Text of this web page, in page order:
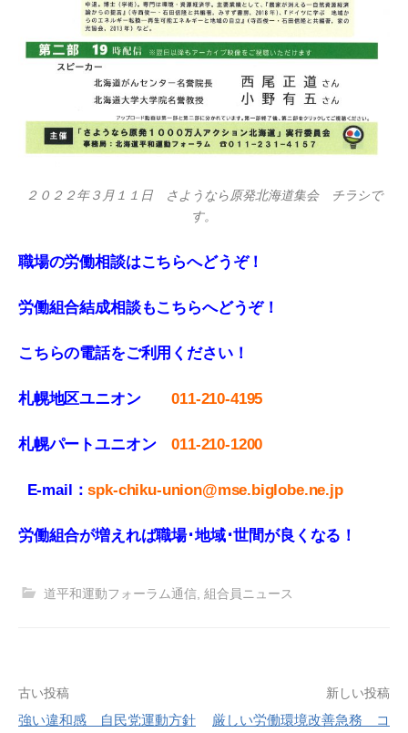
２０２２年３月１１日 さようなら原発北海道集会 チラシで
す。
職場の労働相談はこちらへどうぞ！
労働組合結成相談もこちらへどうぞ！
こちらの電話をご利用ください！
札幌地区ユニオン011-210-4195
札幌パートユニオン011‐210-1200
E-mail：spk-chiku-union@mse.biglobe.ne.jp
労働組合が増えれば職場･地域･世間が良くなる！
道平和運動フォーラム通信 組合員ニュース
投
古い投稿
強い違和感 自民党運動方針
新しい投稿
厳しい労働環境改善急務 コ